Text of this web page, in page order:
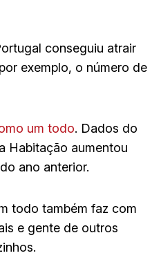
conseguiu atrair
exemplo, o número de
um todo. Dados do
Habitação aumentou
ano anterior.
todo também faz com
e gente de outros